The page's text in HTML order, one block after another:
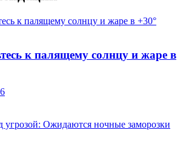
к палящему солнцу и жаре в